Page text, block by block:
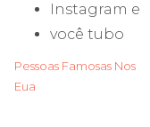
Instagram e
você tubo
Pessoas Famosas Nos
Eua